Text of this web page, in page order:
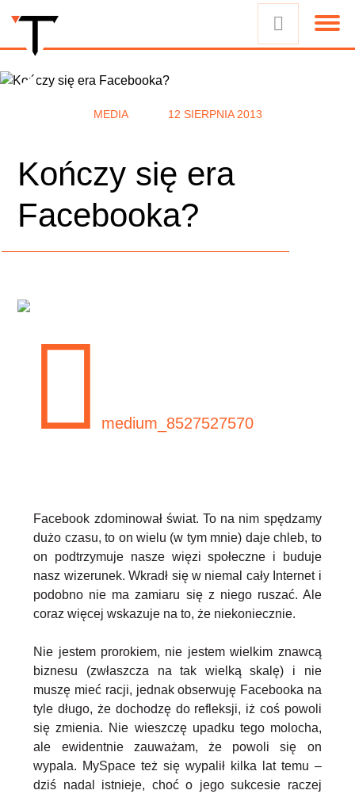
MEDIA 12 SIERPNIA 2013
Kończy się era
Facebooka?
Facebook zdominował świat. To na nim spędzamy
dużo czasu, to on wielu (w tym mnie) daje chleb, to
on podtrzymuje nasze więzi społeczne i buduje
nasz wizerunek. Wkradł się w niemal cały Internet i
podobno nie ma zamiaru się z niego ruszać. Ale
coraz więcej wskazuje na to, że niekoniecznie.
Nie jestem prorokiem, nie jestem wielkim znawcą
biznesu (zwłaszcza na tak wielką skalę) i nie
muszę mieć racji, jednak obserwuję Facebooka na
tyle długo, że dochodzę do refleksji, iż coś powoli
się zmienia. Nie wieszczę upadku tego molocha,
ale ewidentnie zauważam, że powoli się on
wypala. MySpace też się wypalił kilka lat temu –
dziś nadal istnieje, choć o jego sukcesie raczej